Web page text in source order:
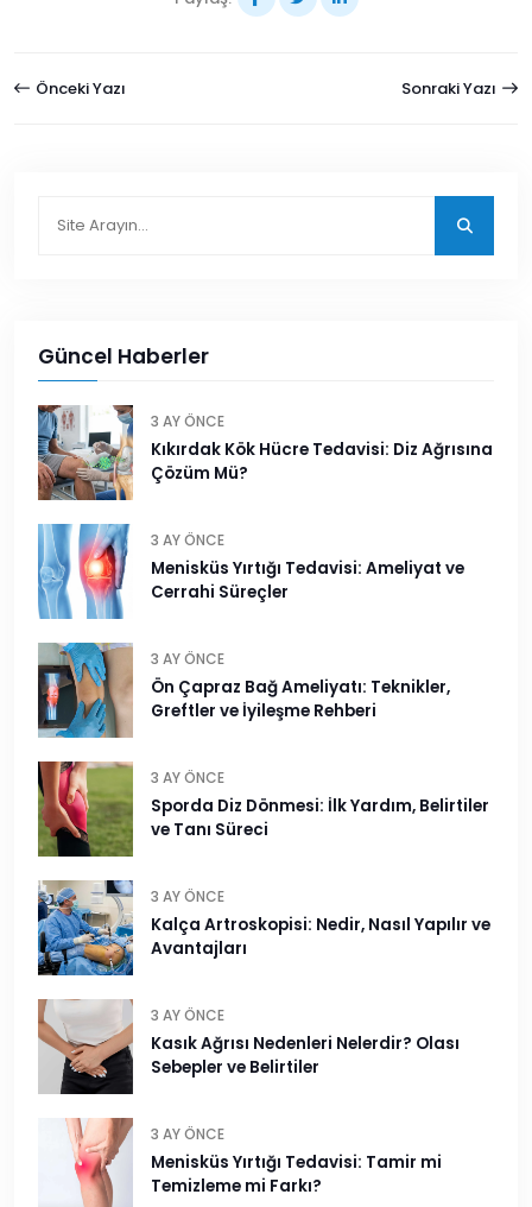
Önceki Yazı Sonraki Yazı
Güncel Haberler
3 AY ÖNCE
Kıkırdak Kök Hücre Tedavisi: Diz Ağrısına
Çözüm Mü?
3 AY ÖNCE
Menisküs Yırtığı Tedavisi: Ameliyat ve
Cerrahi Süreçler
3 AY ÖNCE
Ön Çapraz Bağ Ameliyatı: Teknikler,
Greftler ve İyileşme Rehberi
3 AY ÖNCE
Sporda Diz Dönmesi: İlk Yardım, Belirtiler
ve Tanı Süreci
3 AY ÖNCE
Kalça Artroskopisi: Nedir, Nasıl Yapılır ve
Avantajları
3 AY ÖNCE
Kasık Ağrısı Nedenleri Nelerdir? Olası
Sebepler ve Belirtiler
3 AY ÖNCE
Menisküs Yırtığı Tedavisi: Tamir mi
Temizleme mi Farkı?